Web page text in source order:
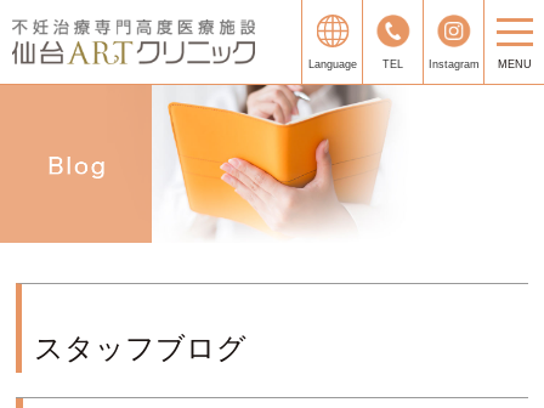
Language TEL Instagram MENU
スタッフブログ